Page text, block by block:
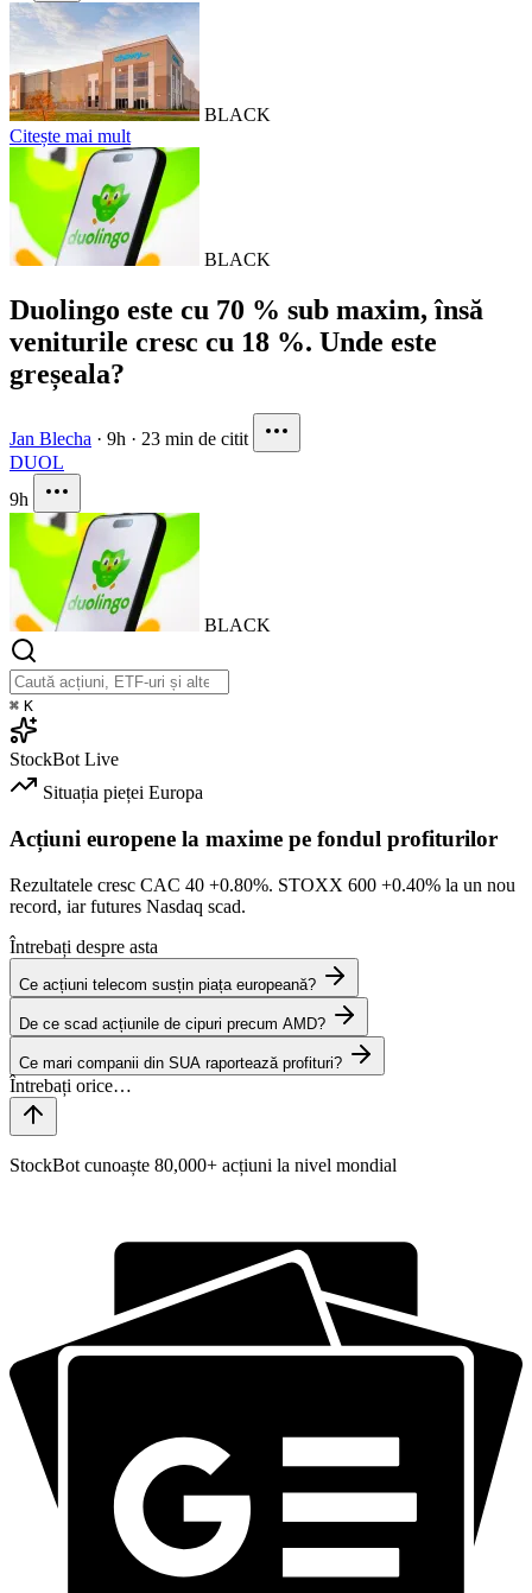
BLACK
Citește mai mult
BLACK
Duolingo este cu 70 % sub maxim, însă
veniturile cresc cu 18 %. Unde este
greșeala?
Jan Blecha · 9h · 23 min de citit
DUOL
9h
BLACK
⌘ K
StockBot Live
Situația pieței Europa
Acțiuni europene la maxime pe fondul profiturilor
Rezultatele cresc CAC 40 +0.80%. STOXX 600 +0.40% la un nou
record, iar futures Nasdaq scad.
Întrebați despre asta
Ce acțiuni telecom susțin piața europeană?
De ce scad acțiunile de cipuri precum AMD?
Ce mari companii din SUA raportează profituri?
StockBot cunoaște 80,000+ acțiuni la nivel mondial